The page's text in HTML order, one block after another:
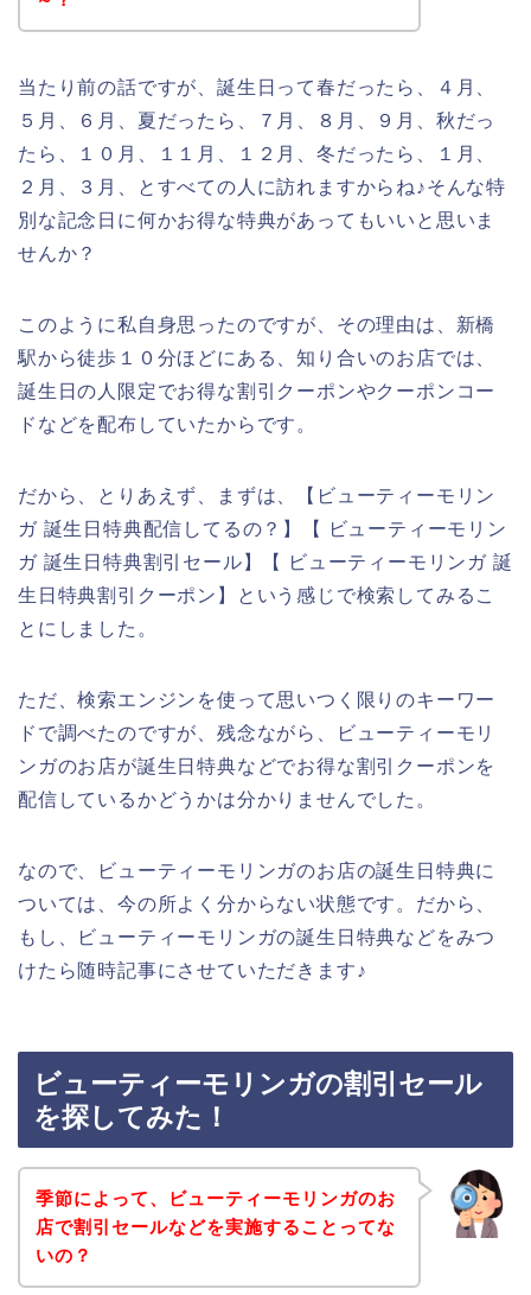
当たり前の話ですが、誕生日って春だったら、４月、
５月、６月、夏だったら、７月、８月、９月、秋だっ
たら、１０月、１１月、１２月、冬だったら、１月、
２月、３月、とすべての人に訪れますからね♪そんな特
別な記念日に何かお得な特典があってもいいと思いま
せんか？
このように私自身思ったのですが、その理由は、新橋
駅から徒歩１０分ほどにある、知り合いのお店では、
誕生日の人限定でお得な割引クーポンやクーポンコー
ドなどを配布していたからです。
だから、とりあえず、まずは、【ビューティーモリン
ガ 誕生日特典配信してるの？】【 ビューティーモリン
ガ 誕生日特典割引セール】【 ビューティーモリンガ 誕
生日特典割引クーポン】という感じで検索してみるこ
とにしました。
ただ、検索エンジンを使って思いつく限りのキーワー
ドで調べたのですが、残念ながら、ビューティーモリ
ンガのお店が誕生日特典などでお得な割引クーポンを
配信しているかどうかは分かりませんでした。
なので、ビューティーモリンガのお店の誕生日特典に
ついては、今の所よく分からない状態です。だから、
もし、ビューティーモリンガの誕生日特典などをみつ
けたら随時記事にさせていただきます♪
ビューティーモリンガの割引セール
を探してみた！
季節によって、ビューティーモリンガのお
店で割引セールなどを実施することってな
いの？